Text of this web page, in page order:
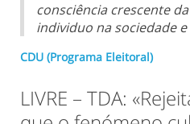
consciência crescente
individuo na sociedade
CDU (Programa Eleitoral)
LIVRE – TDA: